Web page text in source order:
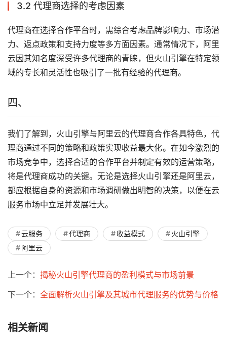
3.2 代理商选择的考虑因素
代理商在选择合作平台时，需综合考虑品牌影响力、市场潜
力、返点政策和支持力度等多方面因素。通常情况下，阿里
云因其知名度深受许多代理商的青睐，但火山引擎在特定领
域的专长和灵活性也吸引了一批有经验的代理商。
四、
我们了解到，火山引擎与阿里云的代理商合作各具特色，代
理商通过不同的策略和政策实现收益最大化。在如今激烈的
市场竞争中，选择合适的合作平台并制定有效的运营策略，
将是代理商成功的关键。无论是选择火山引擎还是阿里云，
都应根据自身的资源和市场调研做出明智的决策，以便在云
服务市场中立足并发展壮大。
云服务 代理商 收益模式
火山引擎
阿里云
上一个： 揭秘火山引擎代理商的盈利模式与市场前景
下一个： 全面解析火山引擎及其城市代理服务的优势与价格
相关新闻